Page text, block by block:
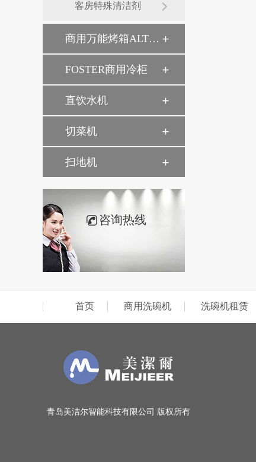
客房特殊清洁剂
商用万能烤箱ALTO-SHAAM
FOSTER商用冷柜
直饮水机
切菜机
扫地机
咨询热线
首页 商用洗碗机 洗碗机租赁
青岛美洁尔智能科技有限公司 版权所有